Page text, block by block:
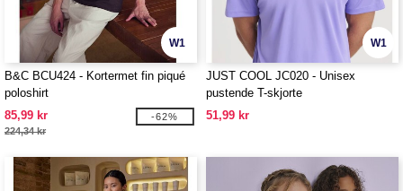
W1
B&C BCU424 - Kortermet fin piqué
poloshirt
85,99 kr
224,34 kr
-62%
W1
JUST COOL JC020 - Unisex
pustende T-skjorte
51,99 kr